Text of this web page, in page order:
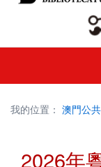
我的位置： 澳門公
2026年